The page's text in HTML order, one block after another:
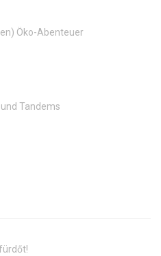
Öko-Abenteuer
Tandems